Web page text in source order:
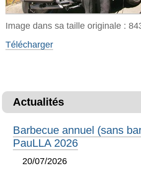
Image dans sa taille originale :
Télécharger
Actualités
Barbecue annuel (sans
PauLLA 2026
20/07/2026